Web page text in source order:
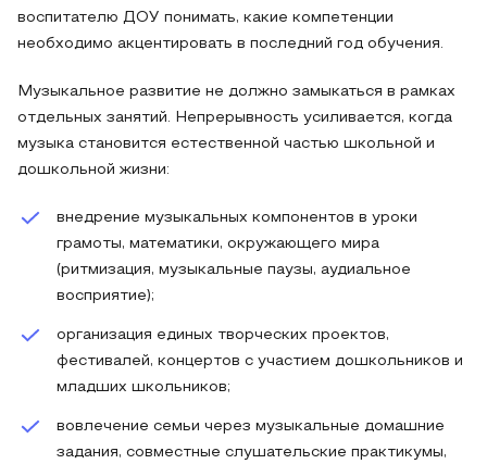
воспитателю ДОУ понимать, какие компетенции
необходимо акцентировать в последний год обучения.
Музыкальное развитие не должно замыкаться в рамках
отдельных занятий. Непрерывность усиливается, когда
музыка становится естественной частью школьной и
дошкольной жизни:
внедрение музыкальных компонентов в уроки
грамоты, математики, окружающего мира
(ритмизация, музыкальные паузы, аудиальное
восприятие);
организация единых творческих проектов,
фестивалей, концертов с участием дошкольников и
младших школьников;
вовлечение семьи через музыкальные домашние
задания, совместные слушательские практикумы,